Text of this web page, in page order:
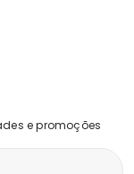
e promoções